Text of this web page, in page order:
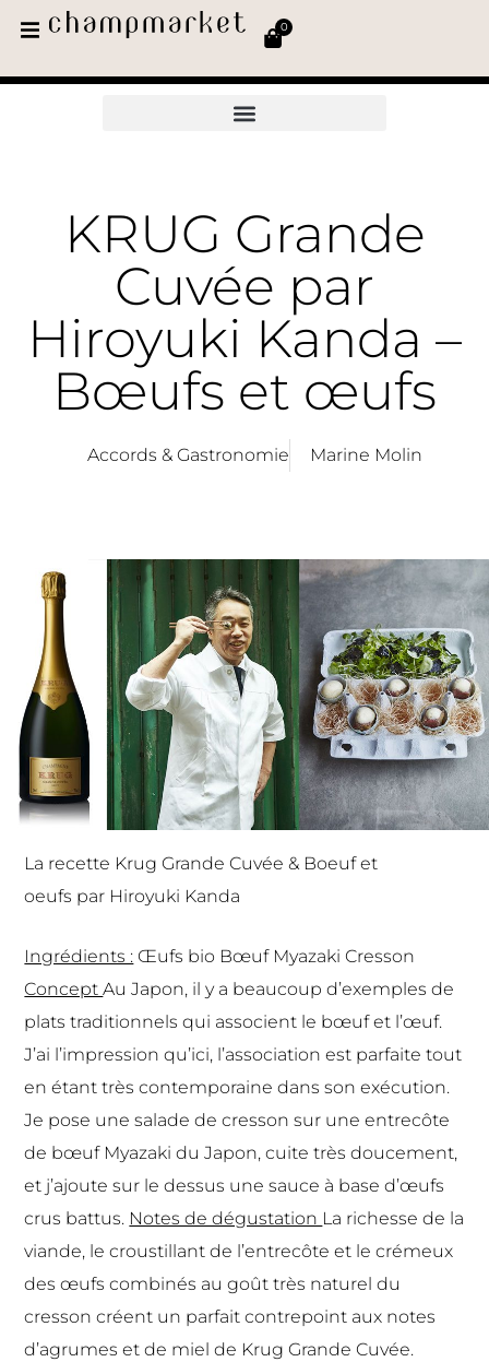
0
KRUG Grande
Cuvée par
Hiroyuki Kanda –
Bœufs et œufs
Accords & Gastronomie Marine Molin
La recette Krug Grande Cuvée & Boeuf et
oeufs par Hiroyuki Kanda
Ingrédients : Œufs bio Bœuf Myazaki Cresson
ConceptAu Japon, il y a beaucoup d’exemples de
plats traditionnels qui associent le bœuf et l’œuf.
J’ai l’impression qu’ici, l’association est parfaite tout
en étant très contemporaine dans son exécution.
Je pose une salade de cresson sur une entrecôte
de bœuf Myazaki du Japon, cuite très doucement,
et j’ajoute sur le dessus une sauce à base d’œufs
crus battus. Notes de dégustation La richesse de la
viande, le croustillant de l’entrecôte et le crémeux
des œufs combinés au goût très naturel du
cresson créent un parfait contrepoint aux notes
d’agrumes et de miel de Krug Grande Cuvée.